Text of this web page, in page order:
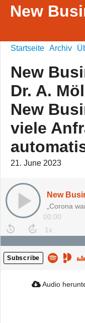
New
Startseite Archiv
New
Dr. A.
New
viele
21. June 2023
00:00
Subscribe
Audio